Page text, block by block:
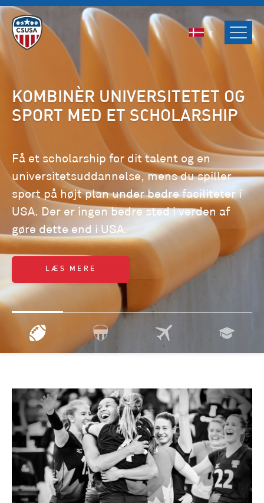
ENGLISH
SVENSKA
KOMBINÈR UNIVERSITETET OG
SPORT MED ET SCHOLARSHIP
Få et scholarship for dit talent og en
universitetsuddannelse, mens du spiller
sport på højt plan under bedre faciliteter i
USA. Der er ingen bedre sted i verden af
gøre dette end i USA.
LÆS MERE